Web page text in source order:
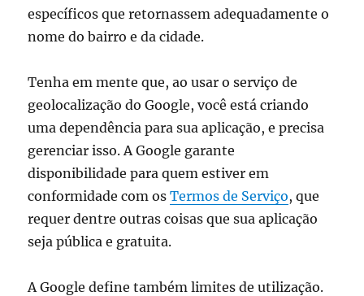
específicos que retornassem adequadamente o
nome do bairro e da cidade.
Tenha em mente que, ao usar o serviço de
geolocalização do Google, você está criando
uma dependência para sua aplicação, e precisa
gerenciar isso. A Google garante
disponibilidade para quem estiver em
conformidade com osTermos de Serviço, que
requer dentre outras coisas que sua aplicação
seja pública e gratuita.
A Google define também limites de utilização.